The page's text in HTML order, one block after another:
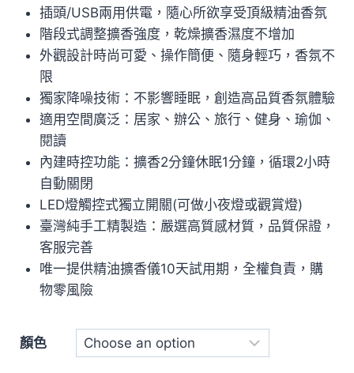
NT$5,880。NT$5,280。
插頭/USB兩用供電，隨心所欲享受頂級精油香氛
階段式調整擴香強度，乾燥擴香濕度不增加
外觀設計時尚可愛、操作簡便、隨身輕巧，香氛不
限
獨家降噪技術：不影響睡眠，創造高品質香氛體驗
適用空間廣泛：居家、辦公、旅行、健身、瑜伽、
閱讀
內建時控功能：擴香2分鐘休眠1分鐘，循環2小時
自動關閉
LED燈觸控式獨立開關(可做小夜燈或觀賞燈)
臺灣純手工精製造：嚴選高質感材質，品質保證，
客服完善
唯一提供精油擴香儀10天試用期，全權負責，購
物零風險
顏色